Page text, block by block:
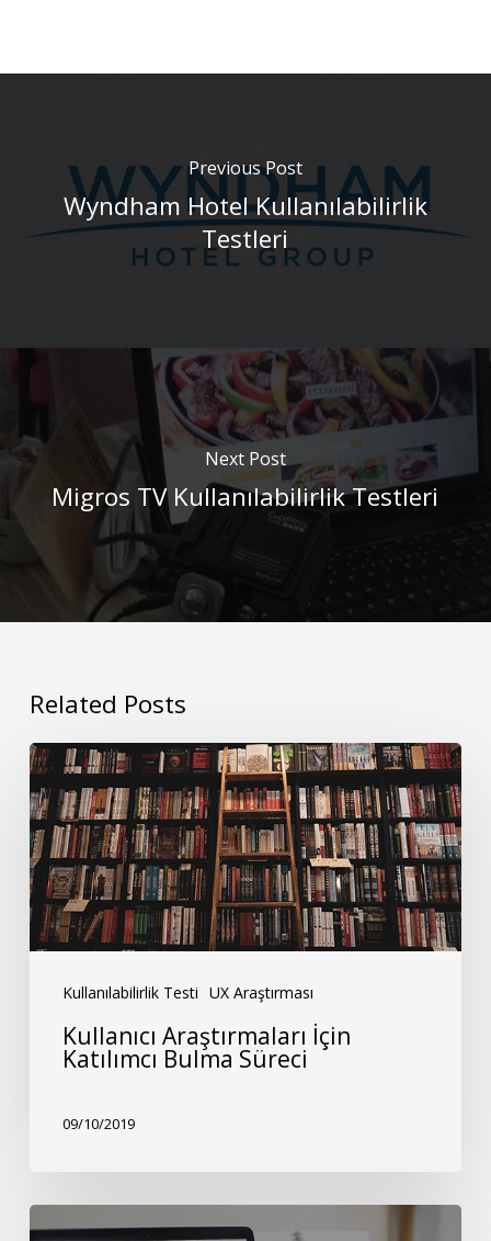
Previous Post
Wyndham Hotel Kullanılabilirlik
Testleri
Next Post
Migros TV Kullanılabilirlik Testleri
Related Posts
Kullanılabilirlik Testi UX Araştırması
Kullanıcı
Araştırmaları
İçin
Katılımcı
Bulma
Süreci
Kullanıcı Araştırmaları İçin
Katılımcı Bulma Süreci
09/10/2019